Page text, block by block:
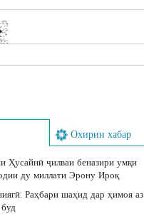
Охирин хабар
Ҳусайнӣ ҷилваи беназири умқи
ду миллати Эрону Ироқ
Раҳбари шаҳид дар ҳимоя аз